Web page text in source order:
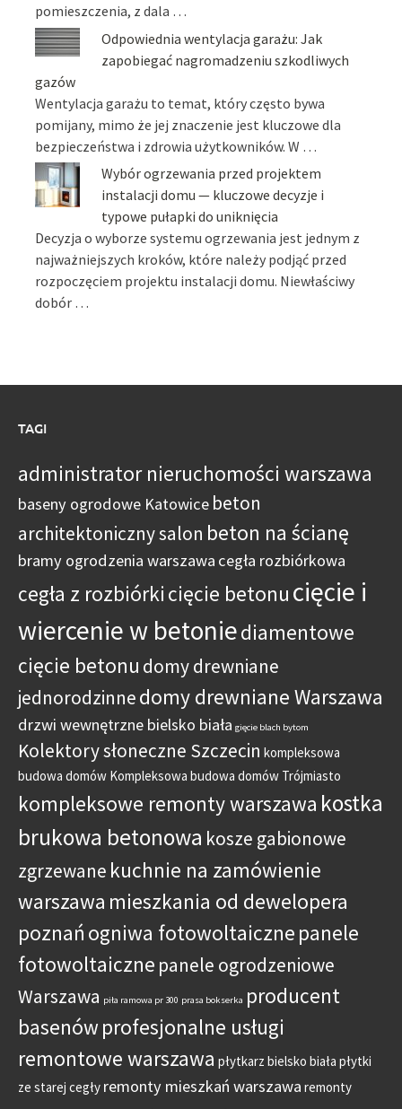
pomieszczenia, z dala …
Odpowiednia wentylacja garażu: Jak
zapobiegać nagromadzeniu szkodliwych
gazów
Wentylacja garażu to temat, który często bywa
pomijany, mimo że jej znaczenie jest kluczowe dla
bezpieczeństwa i zdrowia użytkowników. W …
Wybór ogrzewania przed projektem
instalacji domu — kluczowe decyzje i
typowe pułapki do uniknięcia
Decyzja o wyborze systemu ogrzewania jest jednym z
najważniejszych kroków, które należy podjąć przed
rozpoczęciem projektu instalacji domu. Niewłaściwy
dobór …
TAGI
administrator nieruchomości warszawa
baseny ogrodowe Katowice beton
architektoniczny salon beton na ścianę
bramy ogrodzenia warszawa cegła rozbiórkowa
cegła z rozbiórki cięcie betonu cięcie i
wiercenie w betoniediamentowe
cięcie betonu domy drewniane
jednorodzinnedomy drewniane Warszawa
drzwi wewnętrzne bielsko biała gięcie blach bytom
Kolektory słoneczne Szczecin kompleksowa
budowa domów Kompleksowa budowa domów Trójmiasto
kompleksowe remonty warszawa kostka
brukowa betonowa kosze gabionowe
zgrzewane kuchnie na zamówienie
warszawa mieszkania od dewelopera
poznań ogniwa fotowoltaiczne panele
fotowoltaiczne panele ogrodzeniowe
Warszawa piła ramowa pr 300 prasa bokserka producent
basenów profesjonalne usługi
remontowe warszawa płytkarz bielsko biała płytki
ze starej cegły remonty mieszkań warszawa remonty